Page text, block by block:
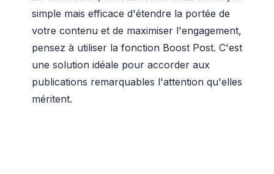
simple mais efficace d'étendre la portée de
votre contenu et de maximiser l'engagement,
pensez à utiliser la fonction Boost Post. C'est
une solution idéale pour accorder aux
publications remarquables l'attention qu'elles
méritent.